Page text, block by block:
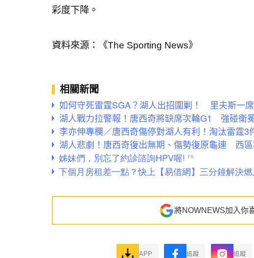
彩度下降。
資料來源：《The Sporting News》
相關新聞
如何守死雷霆SGA？湖人出招圍剿！ 里夫斯一
湖人戰力拉警報！唐西奇將缺席次輪G1 強碰衛
李亦伸專欄／唐西奇傷停對湖人有利！淘汰雷霆3
湖人悲劇！唐西奇復出無期、傷勢復原龜速 西
將NOWNEWS加入你
APP 追蹤 追蹤